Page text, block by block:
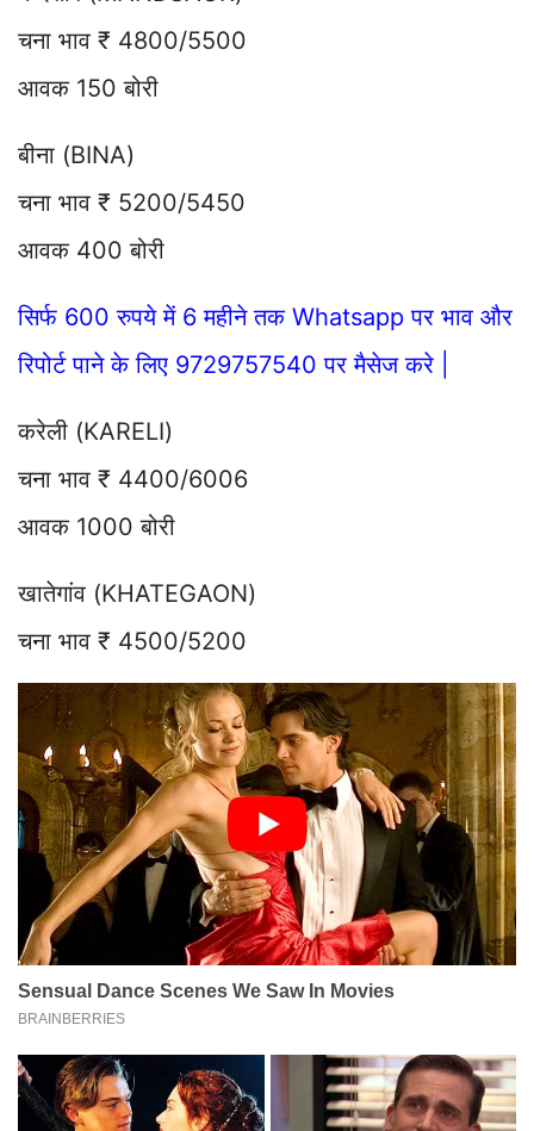
चना भाव ₹ 4800/5500
आवक 150 बोरी
बीना (BINA)
चना भाव ₹ 5200/5450
आवक 400 बोरी
सिर्फ 600 रुपये में 6 महीने तक Whatsapp पर भाव और
रिपोर्ट पाने के लिए 9729757540 पर मैसेज करे |
करेली (KARELI)
चना भाव ₹ 4400/6006
आवक 1000 बोरी
खातेगांव (KHATEGAON)
चना भाव ₹ 4500/5200